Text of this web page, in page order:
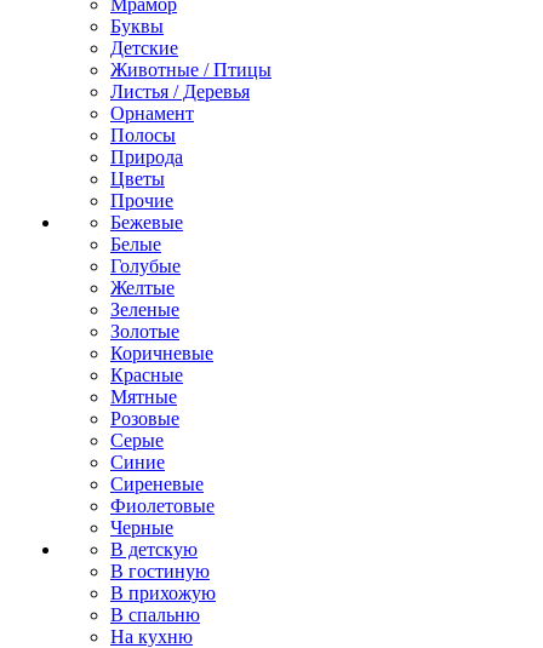
Мрамор
Буквы
Детские
Животные / Птицы
Листья / Деревья
Орнамент
Полосы
Природа
Цветы
Прочие
Бежевые
Белые
Голубые
Желтые
Зеленые
Золотые
Коричневые
Красные
Мятные
Розовые
Серые
Синие
Сиреневые
Фиолетовые
Черные
В детскую
В гостиную
В прихожую
В спальню
На кухню